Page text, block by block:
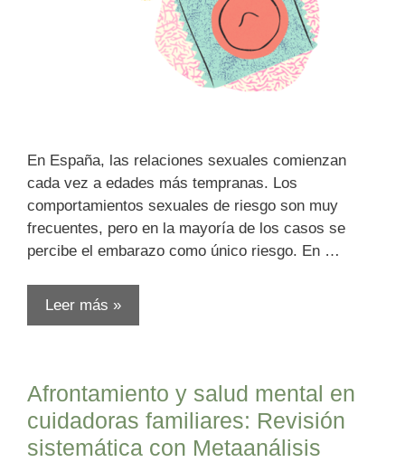
En España, las relaciones sexuales comienzan
cada vez a edades más tempranas. Los
comportamientos sexuales de riesgo son muy
frecuentes, pero en la mayoría de los casos se
percibe el embarazo como único riesgo. En …
Leer más »
Afrontamiento y salud mental en
cuidadoras familiares: Revisión
sistemática con Metaanálisis